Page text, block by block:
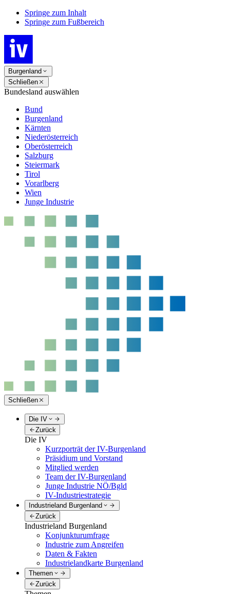
Springe zum Inhalt
Springe zum Fußbereich
Burgenland
Schließen
Bundesland auswählen
Bund
Burgenland
Kärnten
Niederösterreich
Oberösterreich
Salzburg
Steiermark
Tirol
Vorarlberg
Wien
Junge Industrie
Schließen
Die IV
Zurück
Die IV
Kurzporträt der IV-Burgenland
Präsidium und Vorstand
Mitglied werden
Team der IV-Burgenland
Junge Industrie NÖ/Bgld
IV-Industriestrategie
Industrieland Burgenland
Zurück
Industrieland Burgenland
Konjunkturumfrage
Industrie zum Angreifen
Daten & Fakten
Industrielandkarte Burgenland
Themen
Zurück